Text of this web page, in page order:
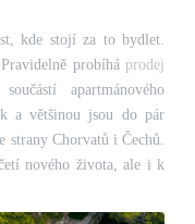
kde stojí za to bydlet.
probíhá prodej
apartmánového
a většinou jsou do pár
strany Chorvatů i Čechů.
nového života, ale i k